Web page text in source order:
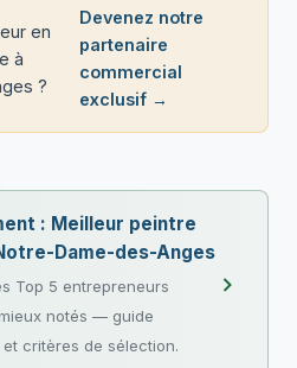
en
à
?
Devenez notre
partenaire
commercial
exclusif →
: Meilleur peintre
Dame-des-Anges
Top 5 entrepreneurs
notés — guide
critères de sélection.